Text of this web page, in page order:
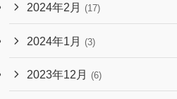
2024年2月 (17)
2024年1月 (3)
2023年12月 (6)